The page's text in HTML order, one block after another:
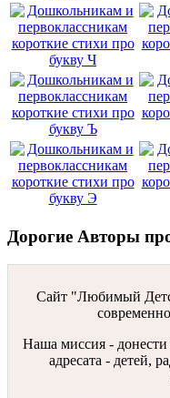
Дорогие Авторы
Сайт "Любимый
Наша миссия - донести
адресата - детей,